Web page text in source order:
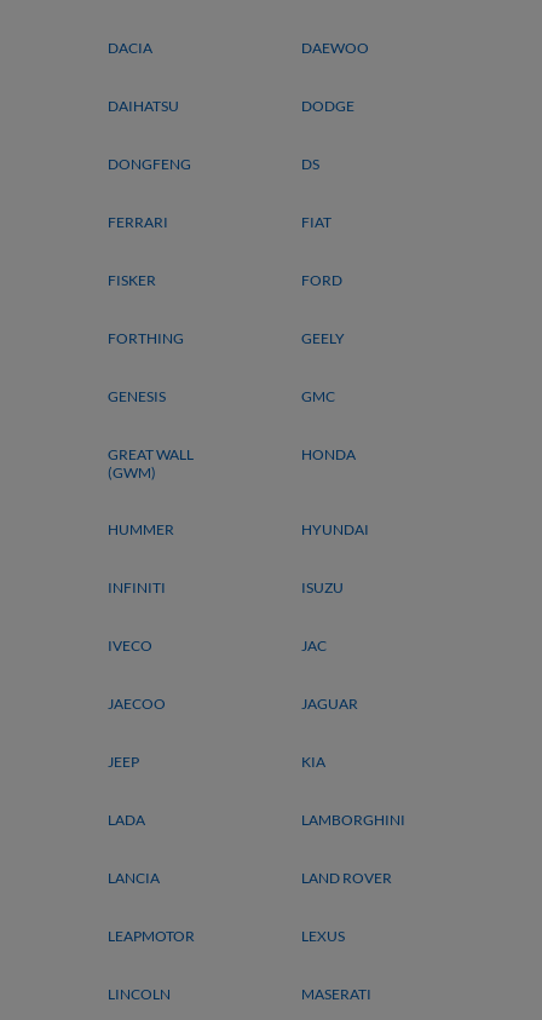
DACIA DAEWOO
DAIHATSU DODGE
DONGFENG DS
FERRARI FIAT
FISKER FORD
FORTHING GEELY
GENESIS GMC
GREAT WALL
(GWM)
HONDA
HUMMER HYUNDAI
INFINITI ISUZU
IVECO JAC
JAECOO JAGUAR
JEEP KIA
LADA LAMBORGHINI
LANCIA LAND ROVER
LEAPMOTOR LEXUS
LINCOLN MASERATI